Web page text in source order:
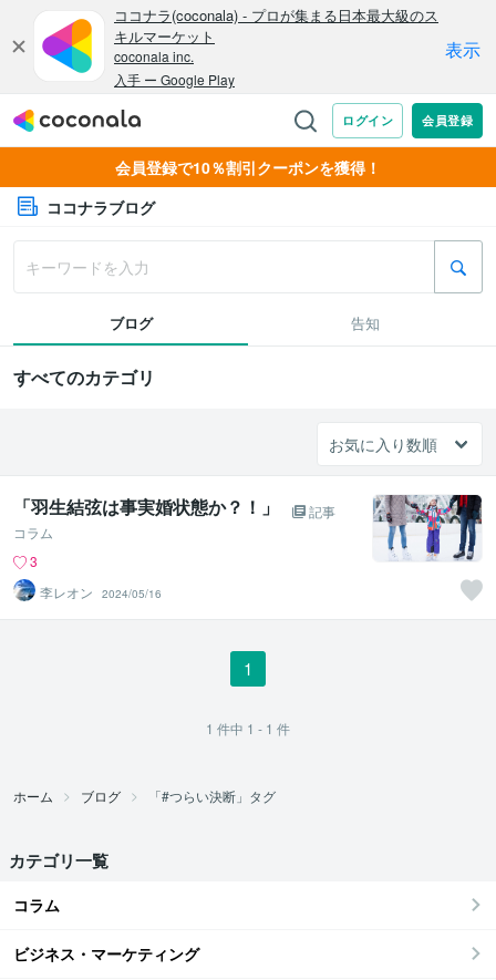
会員登録で10％割引クーポンを獲得！
ココナラブログ
ブログ 告知
すべてのカテゴリ
「羽生結弦は事実婚状態か？！」
記事
コラム
3
李レオン
2024/05/16
1
1 件中 1 - 1 件
ホーム ブログ 「#つらい決断」タグ
カテゴリ一覧
コラム
ビジネス・マーケティング